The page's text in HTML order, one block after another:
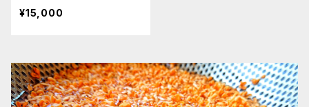
フト】
¥15,000